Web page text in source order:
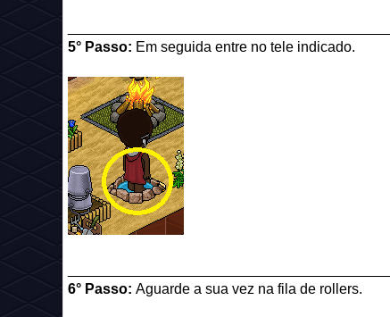
5° Passo: Em seguida entre no tele indicado.
6° Passo: Aguarde a sua vez na fila de rollers.